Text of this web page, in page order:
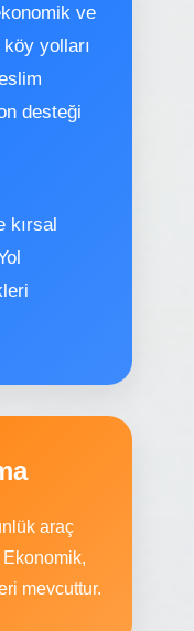
ve
yolları
desteği
kırsal
araç
Ekonomik,
mevcuttur.